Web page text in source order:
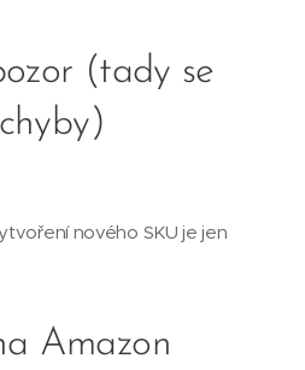
(tady se
nového SKU je jen
Amazon